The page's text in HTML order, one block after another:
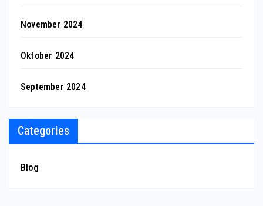
November 2024
Oktober 2024
September 2024
Categories
Blog